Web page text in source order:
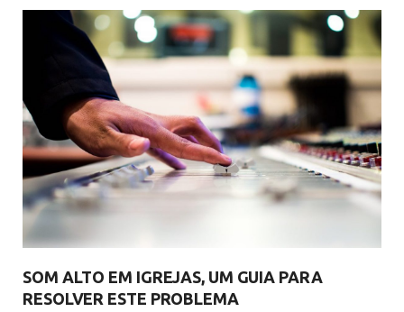
SOM ALTO EM IGREJAS, UM GUIA PARA
RESOLVER ESTE PROBLEMA